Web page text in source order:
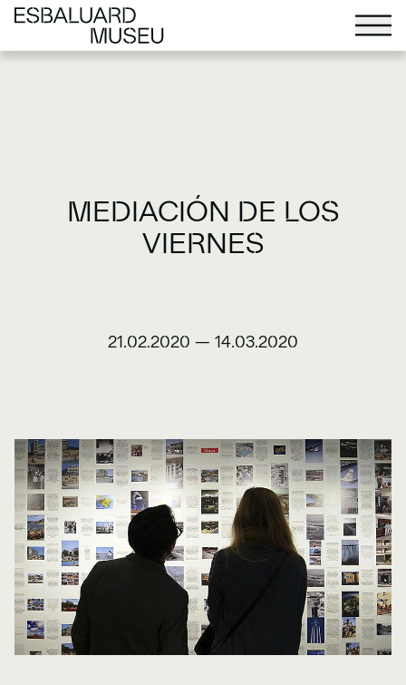
MEDIACIÓN DE LOS
VIERNES
21.02.2020 — 14.03.2020